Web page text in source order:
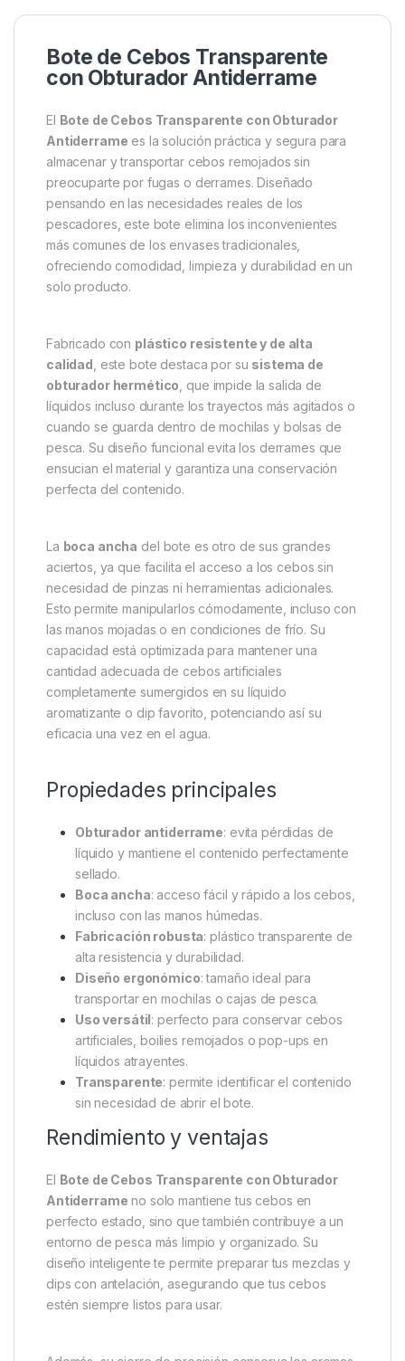
Descripción Specification
Bote de Cebos Transparente
con Obturador Antiderrame
ElBote de Cebos Transparente con Obturador
Antiderrame es la solución práctica y segura para
almacenar y transportar cebos remojados sin
preocuparte por fugas o derrames. Diseñado
pensando en las necesidades reales de los
pescadores, este bote elimina los inconvenientes
más comunes de los envases tradicionales,
ofreciendo comodidad, limpieza y durabilidad en un
Fabricado conplástico resistente y de alta
calidad, este bote destaca por susistema de
obturador hermético, que impide la salida de
líquidos incluso durante los trayectos más agitados o
cuando se guarda dentro de mochilas y bolsas de
pesca. Su diseño funcional evita los derrames que
ensucian el material y garantiza una conservación
perfecta del contenido.
aciertos, ya que facilita el acceso a los cebos sin
necesidad de pinzas ni herramientas adicionales.
Esto permite manipularlos cómodamente, incluso con
las manos mojadas o en condiciones de frío. Su
capacidad está optimizada para mantener una
cantidad adecuada de cebos artificiales
completamente sumergidos en su líquido
aromatizante o dip favorito, potenciando así su
eficacia una vez en el agua.
Propiedades principales
Obturador antiderrame
: evita pérdidas de
líquido y mantiene el contenido perfectamente
sellado.
incluso con las manos húmedas.
alta resistencia y durabilidad.
Diseño ergonómico: tamaño ideal para
transportar en mochilas o cajas de pesca.
Uso versátil : perfecto para conservar cebos
artificiales, boilies remojados o pop-ups en
líquidos atrayentes.
Transparente : permite identificar el contenido